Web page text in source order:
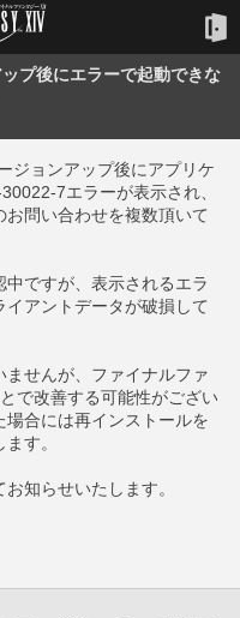
プ後にエラーで起動できな
ジョンアップ後にアプリケ
7エラーが表示され、
問い合わせを複数頂いて
ですが、表示されるエラ
アントデータが破損して
せんが、ファイナルファ
で改善する可能性がござい
場合には再インストールを
す。
知らせいたします。